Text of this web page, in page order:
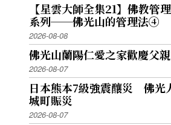
【星雲大師全集21】佛教管
系列──佛光山的管理法④
2026-08-08
佛光山蘭陽仁愛之家歡慶父
2026-08-07
日本熊本7級強震釀災 佛光
城町賑災
2026-08-07